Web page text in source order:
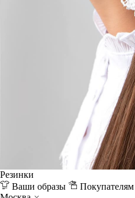
Резинки
Ваши образы
Покупателям